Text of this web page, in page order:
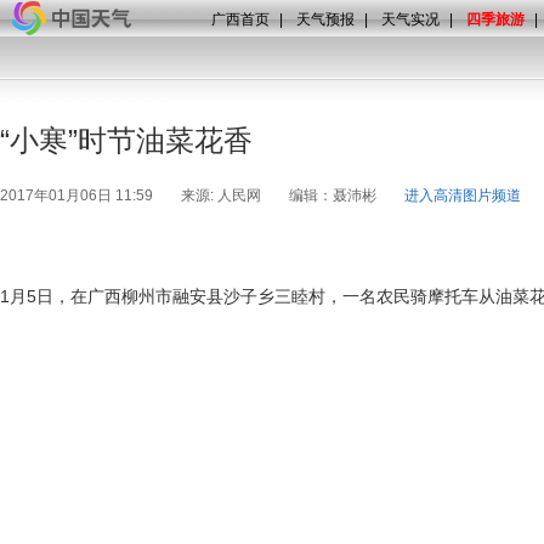
广西首页 | 天气预报 | 天气实况 | 四季旅游 |
“小寒”时节油菜花香
2017年01月06日 11:59 来源: 人民网 编辑：聂沛彬 进入高清图片频道
1月5日，在广西柳州市融安县沙子乡三睦村，一名农民骑摩托车从油菜